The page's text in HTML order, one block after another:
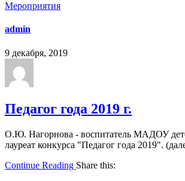
Мероприятия
admin
9 декабря, 2019
Педагог года 2019 г.
О.Ю. Нагорнова - воспитатель МАДОУ
лауреат конкурса "Педагог года 2019".
Continue Reading Share this: